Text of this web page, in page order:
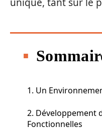
1. Un
2. Développement
Fonctionnelles